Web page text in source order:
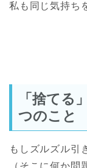
私も同じ気持ち
「捨てる
つのこと
もしズルズル引
（そこに何か問